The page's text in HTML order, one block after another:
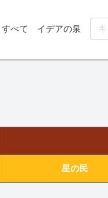
すべて イデアの泉
星の民